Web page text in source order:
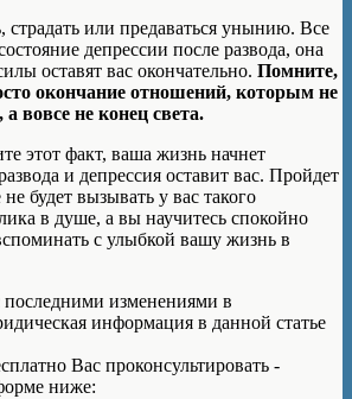
страдать или предаваться унынию. Все
депрессии после развода, она
оставят вас окончательно. Помните,
окончание отношений, которым не
вовсе не конец света.
этот факт, ваша жизнь начнет
и депрессия оставит вас. Пройдет
будет вызывать у вас такого
в душе, а вы научитесь спокойно
с улыбкой вашу жизнь в
последними изменениями в
информация в данной статье
Вас проконсультировать -
ниже: